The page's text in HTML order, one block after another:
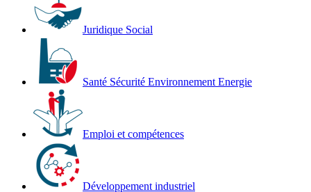
Juridique Social
Santé Sécurité Environnement Energie
Emploi et compétences
Développement industriel